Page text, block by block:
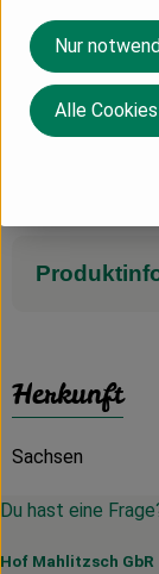
Liefertag
Uhr
Liefertag
Uhr
Liefertag
Liefertag
Herkunft
Sachsen
Du hast eine
Hof Mahlitzsch GbR
Nur
Alle